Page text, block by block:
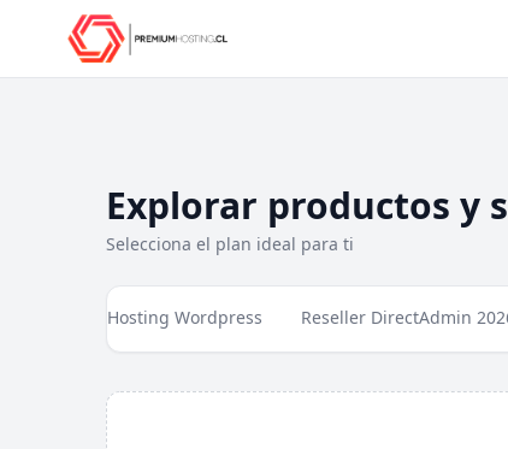
Explorar productos y
Selecciona el plan ideal para ti
Hosting Wordpress Reseller DirectAdmin